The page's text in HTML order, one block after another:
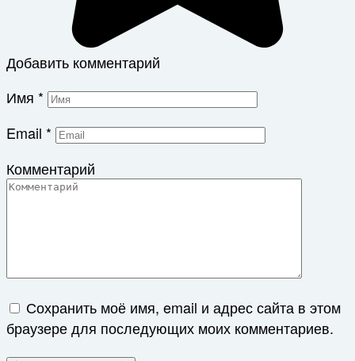
Добавить комментарий
Имя *
Email *
Комментарий
Сохранить моё имя, email и адрес сайта в этом
браузере для последующих моих комментариев.